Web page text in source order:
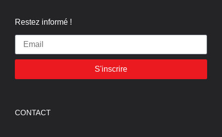
Restez informé !
S'inscrire
CONTACT